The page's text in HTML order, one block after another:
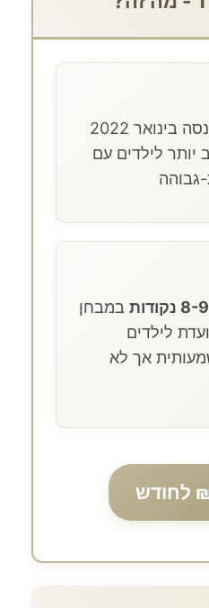
דרגה חדשה שהוכנסה בינואר 2022
יותר לילדים עם
גבוהה
8-9 נקודות
במבחן
לילדים
אך לא